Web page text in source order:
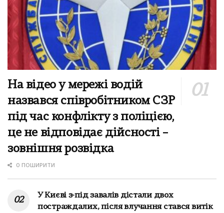
На відео у мережі водій
назвався співробітником СЗР
під час конфлікту з поліцією,
це не відповідає дійсності –
зовнішня розвідка
0 ПОШИРИТИ
У Києві з-під завалів дістали двох
постраждалих, після влучання стався витік